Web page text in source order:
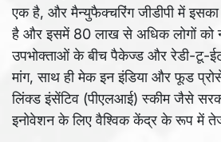
एक है, और मैन्‍युफैक्‍चरिंग जीडीपी में
है और इसमें 80 लाख से अधिक लोगों को
उपभोक्ताओं के बीच पैकेज्ड और रेडी-टू-ईट
मांग, साथ ही मेक इन इंडिया और फूड
लिंक्ड इंसेंटिव (पीएलआई) स्कीम जैसे
इनोवेशन के लिए वैश्विक केंद्र के रूप में